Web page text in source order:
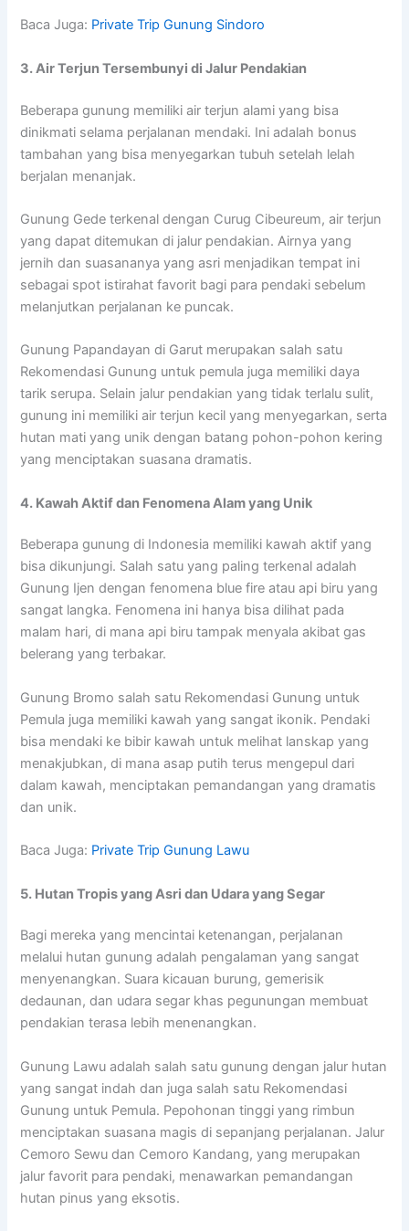
Baca Juga: Private Trip Gunung Sindoro
3. Air Terjun Tersembunyi di Jalur Pendakian
Beberapa gunung memiliki air terjun alami yang bisa
dinikmati selama perjalanan mendaki. Ini adalah bonus
tambahan yang bisa menyegarkan tubuh setelah lelah
berjalan menanjak.
Gunung Gede terkenal dengan Curug Cibeureum, air terjun
yang dapat ditemukan di jalur pendakian. Airnya yang
jernih dan suasananya yang asri menjadikan tempat ini
sebagai spot istirahat favorit bagi para pendaki sebelum
melanjutkan perjalanan ke puncak.
Gunung Papandayan di Garut merupakan salah satu
Rekomendasi Gunung untuk pemula juga memiliki daya
tarik serupa. Selain jalur pendakian yang tidak terlalu sulit,
gunung ini memiliki air terjun kecil yang menyegarkan, serta
hutan mati yang unik dengan batang pohon-pohon kering
yang menciptakan suasana dramatis.
4. Kawah Aktif dan Fenomena Alam yang Unik
Beberapa gunung di Indonesia memiliki kawah aktif yang
bisa dikunjungi. Salah satu yang paling terkenal adalah
Gunung Ijen dengan fenomena blue fire atau api biru yang
sangat langka. Fenomena ini hanya bisa dilihat pada
malam hari, di mana api biru tampak menyala akibat gas
belerang yang terbakar.
Gunung Bromo salah satu Rekomendasi Gunung untuk
Pemula juga memiliki kawah yang sangat ikonik. Pendaki
bisa mendaki ke bibir kawah untuk melihat lanskap yang
menakjubkan, di mana asap putih terus mengepul dari
dalam kawah, menciptakan pemandangan yang dramatis
dan unik.
Baca Juga: Private Trip Gunung Lawu
5. Hutan Tropis yang Asri dan Udara yang Segar
Bagi mereka yang mencintai ketenangan, perjalanan
melalui hutan gunung adalah pengalaman yang sangat
menyenangkan. Suara kicauan burung, gemerisik
dedaunan, dan udara segar khas pegunungan membuat
pendakian terasa lebih menenangkan.
Gunung Lawu adalah salah satu gunung dengan jalur hutan
yang sangat indah dan juga salah satu Rekomendasi
Gunung untuk Pemula. Pepohonan tinggi yang rimbun
menciptakan suasana magis di sepanjang perjalanan. Jalur
Cemoro Sewu dan Cemoro Kandang, yang merupakan
jalur favorit para pendaki, menawarkan pemandangan
hutan pinus yang eksotis.